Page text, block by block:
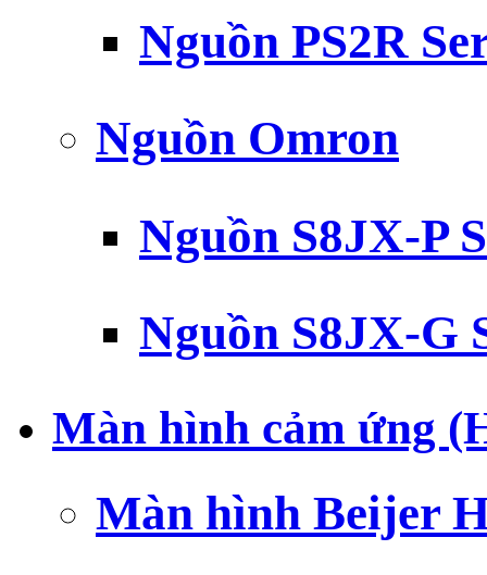
Nguồn PS2R
Nguồn Omron
Nguồn S8JX-P
Nguồn S8JX-G
Màn hình cảm ứng
Màn hình Beijer